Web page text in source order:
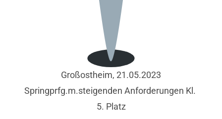
Großostheim, 21.05.2023
Springprfg.m.steigenden Anforderungen Kl.
5. Platz